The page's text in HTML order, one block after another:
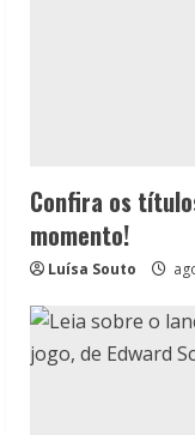
Confira os
momento!
Luísa Souto